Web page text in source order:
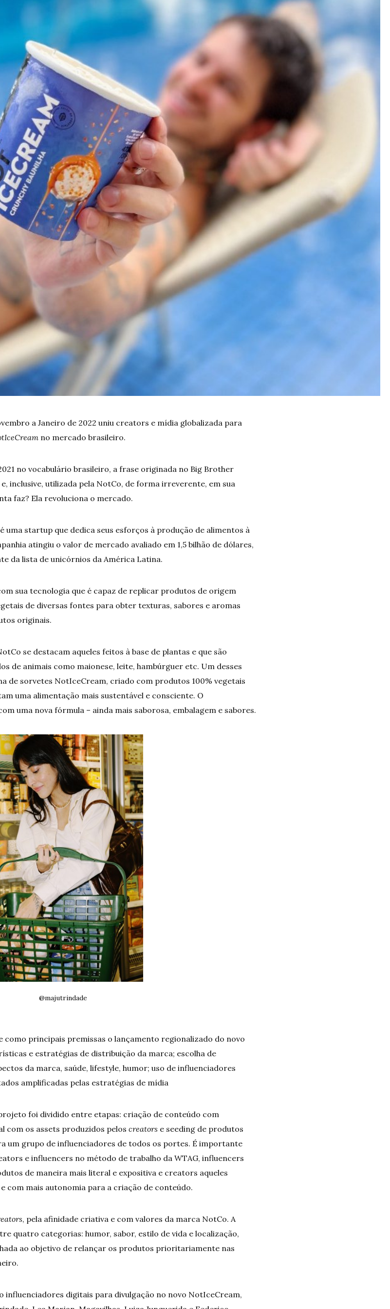
a Janeiro de 2022 uniu creators e mídia globalizada para
no mercado brasileiro.
no vocabulário brasileiro, a frase originada no Big Brother
inclusive, utilizada pela NotCo, de forma irreverente, em sua
faz? Ela revoluciona o mercado.
uma startup que dedica seus esforços à produção de alimentos à
atingiu o valor de mercado avaliado em 1,5 bilhão de dólares,
da lista de unicórnios da América Latina.
sua tecnologia que é capaz de replicar produtos de origem
de diversas fontes para obter texturas, sabores e aromas
originais.
se destacam aqueles feitos à base de plantas e que são
de animais como maionese, leite, hambúrguer etc. Um desses
de sorvetes NotIceCream, criado com produtos 100% vegetais
uma alimentação mais sustentável e consciente. O
uma nova fórmula – ainda mais saborosa, embalagem e sabores.
@majutrindade
como principais premissas o lançamento regionalizado do novo
e estratégias de distribuição da marca; escolha de
da marca, saúde, lifestyle, humor; uso de influenciadores
amplificadas pelas estratégias de mídia
foi dividido entre etapas: criação de conteúdo com
com os assets produzidos pelos creators e seeding de produtos
um grupo de influenciadores de todos os portes. É importante
e influencers no método de trabalho da WTAG, influencers
de maneira mais literal e expositiva e creators aqueles
com mais autonomia para a criação de conteúdo.
, pela afinidade criativa e com valores da marca NotCo. A
quatro categorias: humor, sabor, estilo de vida e localização,
ao objetivo de relançar os produtos prioritariamente nas
influenciadores digitais para divulgação no novo NotIceCream,